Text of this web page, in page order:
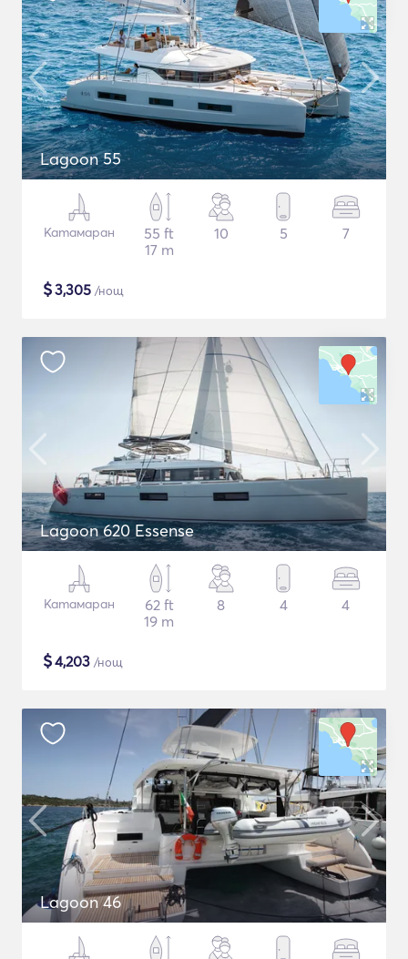
Lagoon 55
Катамаран
55 ft
17 m
10 5 7
$3,305 /нощ
Lagoon 620 Essense
Катамаран
62 ft
19 m
8 4 4
$4,203 /нощ
Lagoon 46